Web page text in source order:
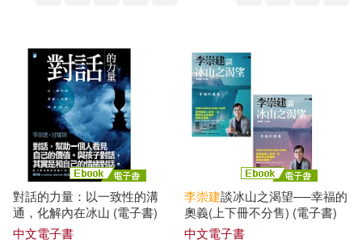
對話的力量：以一致性的溝
通，化解內在冰山 (電子書)
中文電子書
李崇建談冰山之渴望──幸福的
奧義(上下冊不分售) (電子書)
中文電子書